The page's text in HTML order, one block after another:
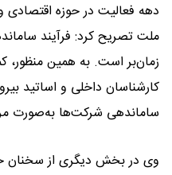
دهه فعالیت در حوزه اقتصادی
ملت تصریح کرد: فرآیند
زمان‌بر است. به همین
کارشناسان داخلی و اساتید
ساماندهی شرکت‌ها به‌صورت
وی در بخش دیگری از سخنان